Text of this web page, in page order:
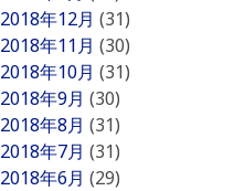
2018年12月 (31)
2018年11月 (30)
2018年10月 (31)
2018年9月 (30)
2018年8月 (31)
2018年7月 (31)
2018年6月 (29)